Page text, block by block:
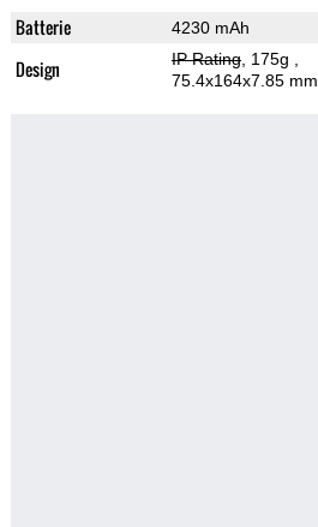
Batterie 4230 mAh
Design IP Rating, 175g
75.4x164x7.85 mm